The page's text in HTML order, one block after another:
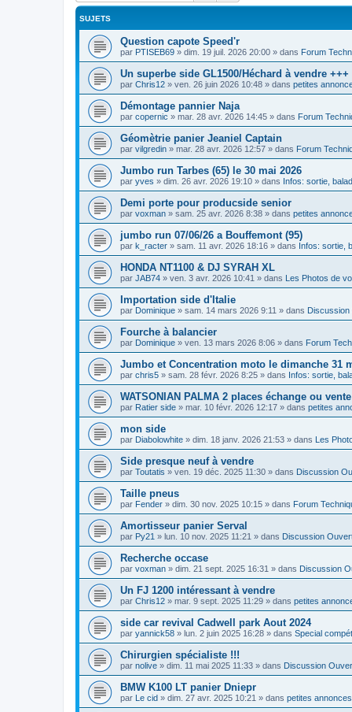
SUJETS
Question capote Speed'r
par PTISEB69 » dim. 19 juil. 2026 20:00 » dans Forum
Un superbe side GL1500/Héchard à vendre +++
par Chris12 » ven. 26 juin 2026 10:48 » dans petites
Démontage pannier Naja
par copernic » mar. 28 avr. 2026 14:45 » dans Forum
Géomètrie panier Jeaniel Captain
par vilgredin » mar. 28 avr. 2026 12:57 » dans Forum
Jumbo run Tarbes (65) le 30 mai 2026
par yves » dim. 26 avr. 2026 19:10 » dans Infos: sortie,
Demi porte pour producside senior
par voxman » sam. 25 avr. 2026 8:38 » dans petites
jumbo run 07/06/26 a Bouffemont (95)
par k_racter » sam. 11 avr. 2026 18:16 » dans Infos: sortie,
HONDA NT1100 & DJ SYRAH XL
par JAB74 » ven. 3 avr. 2026 10:41 » dans Les Photos de
Importation side d'Italie
par Dominique » sam. 14 mars 2026 9:11 » dans Discussion
Fourche à balancier
par Dominique » ven. 13 mars 2026 8:06 » dans Forum
Jumbo et Concentration moto le dimanche 31
par chris5 » sam. 28 févr. 2026 8:25 » dans Infos: sortie,
WATSONIAN PALMA 2 places échange ou vente
par Ratier side » mar. 10 févr. 2026 12:17 » dans petites
mon side
par Diabolowhite » dim. 18 janv. 2026 21:53 » dans Les
Side presque neuf à vendre
par Toutatis » ven. 19 déc. 2025 11:30 » dans Discussion
Taille pneus
par Fender » dim. 30 nov. 2025 10:15 » dans Forum
Amortisseur panier Serval
par Py21 » lun. 10 nov. 2025 11:21 » dans Discussion
Recherche occase
par voxman » dim. 21 sept. 2025 16:31 » dans Discussion
Un FJ 1200 intéressant à vendre
par Chris12 » mar. 9 sept. 2025 11:29 » dans petites
side car revival Cadwell park Aout 2024
par yannick58 » lun. 2 juin 2025 16:28 » dans Special
Chirurgien spécialiste !!!
par nolive » dim. 11 mai 2025 11:33 » dans Discussion
BMW K100 LT panier Dniepr
par Le cid » dim. 27 avr. 2025 10:21 » dans petites